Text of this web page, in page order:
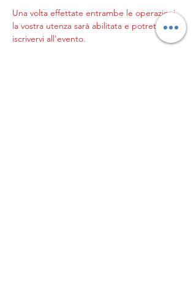
Una volta effettate entrambe le operazioni,
la vostra utenza sarà abilitata e potrete
iscrivervi all'evento.